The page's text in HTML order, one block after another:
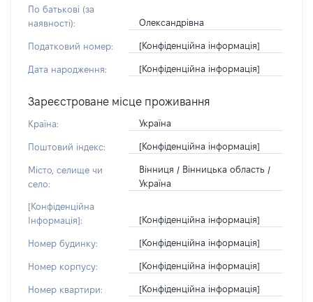
По батькові (за
наявності):
Олександрівна
Податковий номер: [Конфіденційна інформація]
Дата народження: [Конфіденційна інформація]
Зареєстроване місце проживання
Країна: Україна
Поштовий індекс: [Конфіденційна інформація]
Місто, селище чи
село:
Вінниця / Вінницька область /
Україна
[Конфіденційна
Інформація]:
[Конфіденційна інформація]
Номер будинку: [Конфіденційна інформація]
Номер корпусу: [Конфіденційна інформація]
Номер квартири: [Конфіденційна інформація]